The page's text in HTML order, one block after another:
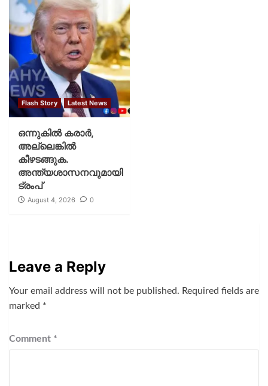
Flash Story Latest News
ഒന്നുകില്‍ കരാര്‍,
അല്ലെങ്കില്‍
കീഴടങ്ങുക.
അന്ത്യശാസനവുമായി
ട്രംപ്
August 4, 2026 0
Leave a Reply
Your email address will not be published. Required fields are
marked *
Comment *